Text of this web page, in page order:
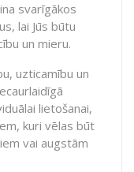
svarīgākos
lai Jūs būtu
un mieru.
uzticamību un
lietošanai,
kuri vēlas būt
vai augstām